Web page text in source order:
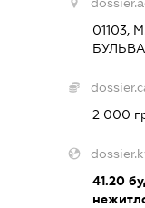
01103,
2 000
41.20